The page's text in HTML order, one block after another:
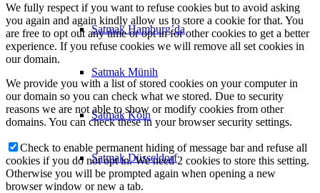
Satmak Hamburg’da
Satmak Münih
Satmak Köln
Satmak Düsseldorf
We fully respect if you want to refuse cookies but to avoid asking
you again and again kindly allow us to store a cookie for that. You
are free to opt out any time or opt in for other cookies to get a better
experience. If you refuse cookies we will remove all set cookies in
our domain.
We provide you with a list of stored cookies on your computer in
our domain so you can check what we stored. Due to security
reasons we are not able to show or modify cookies from other
domains. You can check these in your browser security settings.
Check to enable permanent hiding of message bar and refuse all
cookies if you do not opt in. We need 2 cookies to store this setting.
Otherwise you will be prompted again when opening a new
browser window or new a tab.